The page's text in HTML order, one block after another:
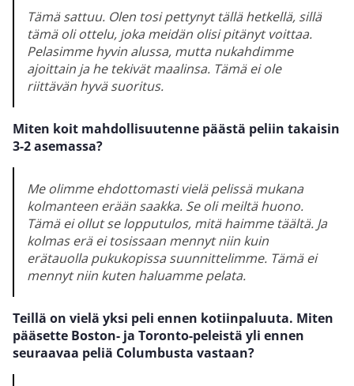
Tämä sattuu. Olen tosi pettynyt tällä hetkellä, sillä
tämä oli ottelu, joka meidän olisi pitänyt voittaa.
Pelasimme hyvin alussa, mutta nukahdimme
ajoittain ja he tekivät maalinsa. Tämä ei ole
riittävän hyvä suoritus.
Miten koit mahdollisuutenne päästä peliin takaisin
3-2 asemassa?
Me olimme ehdottomasti vielä pelissä mukana
kolmanteen erään saakka. Se oli meiltä huono.
Tämä ei ollut se lopputulos, mitä haimme täältä. Ja
kolmas erä ei tosissaan mennyt niin kuin
erätauolla pukukopissa suunnittelimme. Tämä ei
mennyt niin kuten haluamme pelata.
Teillä on vielä yksi peli ennen kotiinpaluuta. Miten
pääsette Boston- ja Toronto-peleistä yli ennen
seuraavaa peliä Columbusta vastaan?